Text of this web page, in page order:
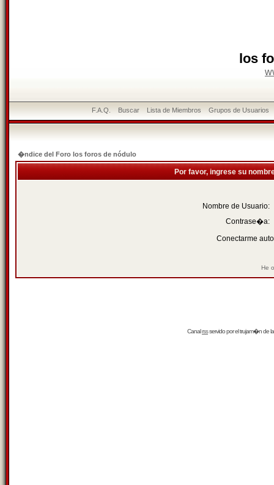
los
F.A.Q. Buscar Lista de Miembros Grupos de Usuarios
�ndice del Foro los foros de nódulo
Por favor, ingrese su
Nombre de Usuario:
Contrase�a:
Conectarme
He
Canalrssservido por eltrujam�nde